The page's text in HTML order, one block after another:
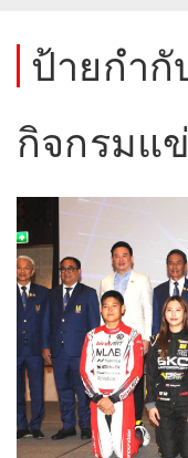
ป้ายกำกั
กิจกรมแ